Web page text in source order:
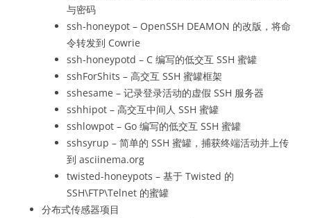
与密码
ssh-honeypot – OpenSSH DEAMON 的改版，将命
令转发到 Cowrie
ssh-honeypotd – C 编写的低交互 SSH 蜜罐
sshForShits – 高交互 SSH 蜜罐框架
sshesame – 记录登录活动的虚假 SSH 服务器
sshhipot – 高交互中间人 SSH 蜜罐
sshlowpot – Go 编写的低交互 SSH 蜜罐
sshsyrup – 简单的 SSH 蜜罐，捕获终端活动并上传
到 asciinema.org
twisted-honeypots – 基于 Twisted 的
SSH\FTP\Telnet 的蜜罐
分布式传感器项目